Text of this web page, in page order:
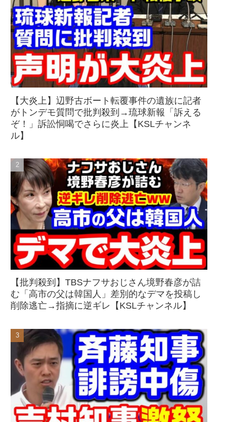
【大炎上】辺野古ボート転覆事件の遺族に記者
がトンデモ質問で批判殺到→琉球新報「訴える
ぞ！」訴訟恫喝でさらに炎上【KSLチャンネ
ル】
【批判殺到】TBSナフサおじさん境野春彦が詰
む「高市の父は韓国人」差別的なデマを投稿し
削除逃亡→指摘に逆ギレ【KSLチャンネル】